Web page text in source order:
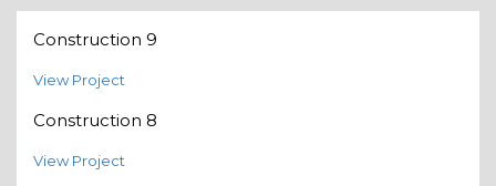
Construction 9
View Project
Construction 8
View Project